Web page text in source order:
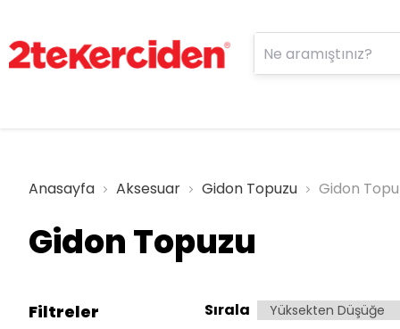
Anasayfa Aksesuar Gidon Topuzu Gidon
Gidon Topuzu
Filtreler Sırala